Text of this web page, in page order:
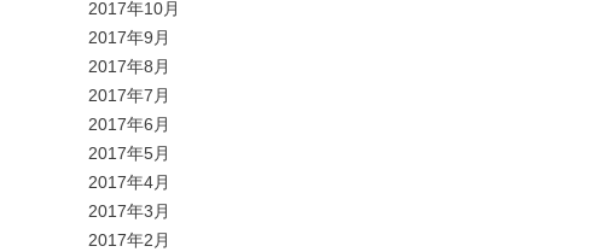
2017年10月
2017年9月
2017年8月
2017年7月
2017年6月
2017年5月
2017年4月
2017年3月
2017年2月